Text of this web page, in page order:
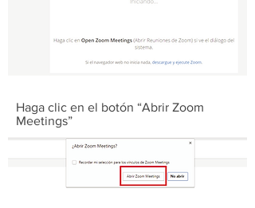
Haga clic en el botón “Abrir Zoom
Meetings”